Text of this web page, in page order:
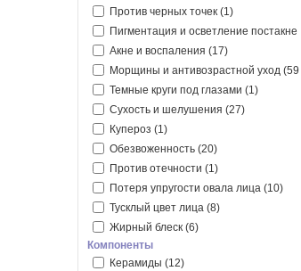
Против черных точек (1)
Пигментация и осветление постакне
Акне и воспаления (17)
Морщины и антивозрастной уход (59)
Темные круги под глазами (1)
Сухость и шелушения (27)
Купероз (1)
Обезвоженность (20)
Против отечности (1)
Потеря упругости овала лица (10)
Тусклый цвет лица (8)
Жирный блеск (6)
Компоненты
Керамиды (12)